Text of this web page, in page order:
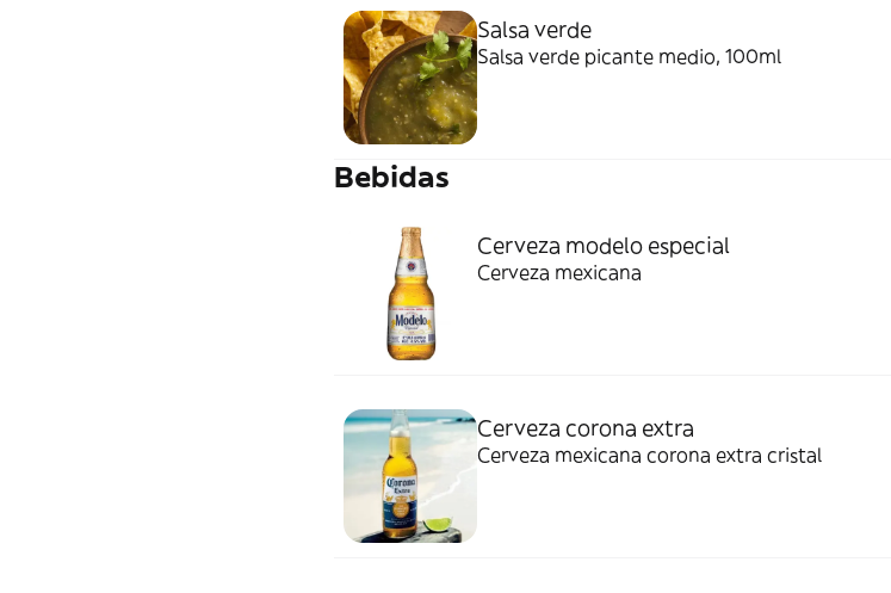
Salsa verde
Salsa verde picante medio, 100ml
Bebidas
Cerveza modelo especial
Cerveza mexicana
Cerveza corona extra
Cerveza mexicana corona extra cristal